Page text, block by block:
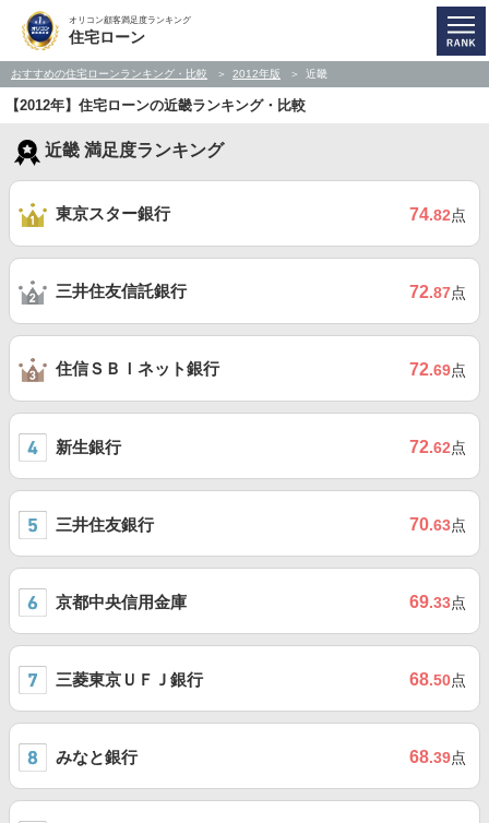
オリコン顧客満足度ランキング
住宅ローン
おすすめの住宅ローンランキング・比較 2012年版 近畿
【2012年】住宅ローンの近畿ランキング・比較
近畿 満足度ランキング
東京スター銀行 74.82点
三井住友信託銀行 72.87点
住信ＳＢＩネット銀行 72.69点
新生銀行 72.62点
三井住友銀行 70.63点
京都中央信用金庫 69.33点
三菱東京ＵＦＪ銀行 68.50点
みなと銀行 68.39点